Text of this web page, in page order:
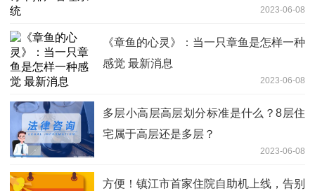
2023-06-08
《章鱼的心灵》：当一只章鱼是怎样一种
感觉 最新消息
2023-06-08
多层小高层高层划分标准是什么？8层住
宅属于高层还是多层？
2023-06-08
方便！镇江市首家住院自助机上线，告别